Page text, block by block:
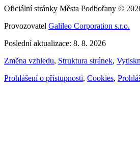
Oficiální stránky Města Podbořany ©
Provozovatel Galileo Corporation s.r.o.
Poslední aktualizace: 8. 8. 2026
Změna vzhledu, Struktura stránek,
Prohlášení o přístupnosti, Cookies,